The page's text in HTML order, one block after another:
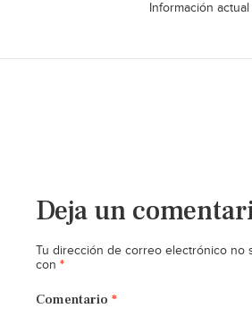
Información
Deja un
Tu dirección de correo electrónico no
con *
Comentario *